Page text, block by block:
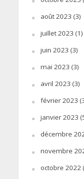
août 2023 (3)
juillet 2023 (1)
juin 2023 (3)
mai 2023 (3)
avril 2023 (3)
février 2023
janvier 2023
décembre
novembre
octobre 2022